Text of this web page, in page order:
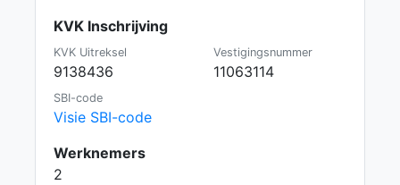
KVK Inschrijving
KVK Uitreksel
9138436
Vestigingsnummer
11063114
SBI-code
Visie SBI-code
Werknemers
2